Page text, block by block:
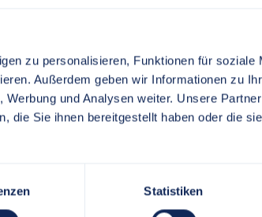
zu personalisieren, Funktionen für soziale
Außerdem geben wir Informationen zu
und Analysen weiter. Unsere
die Sie ihnen bereitgestellt haben oder die
Statistiken